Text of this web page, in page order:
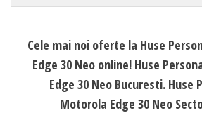
Cele mai noi oferte la Huse
Edge 30 Neo online! Huse
Edge 30 Neo Bucuresti. Huse
Motorola Edge 30 Neo